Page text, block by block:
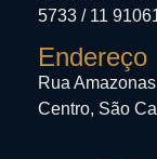
5733 / 11
Endereço
Rua
Centro, São